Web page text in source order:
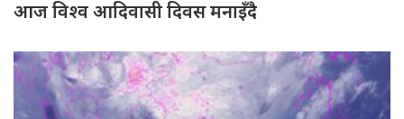
आज विश्व आदिवासी दिवस मनाइँदै